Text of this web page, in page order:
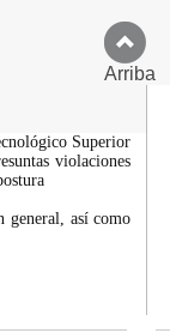
Superior
violaciones
general, así como